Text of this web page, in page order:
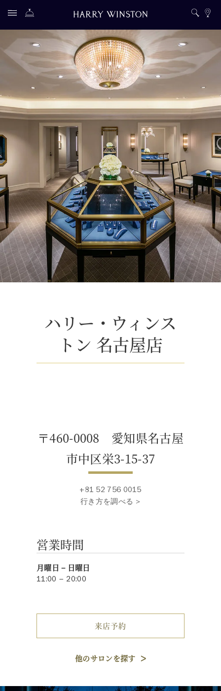
ハリー・ウィンス
トン​ 名⁠古⁠屋店
〒460-0008 愛知県名古屋
市中区栄3-15-37
+81 52 756 0015
行き方を調べる >
営業時間
月曜日 – 日曜日
11:00 – 20:00
来店予約
他のサロンを探す